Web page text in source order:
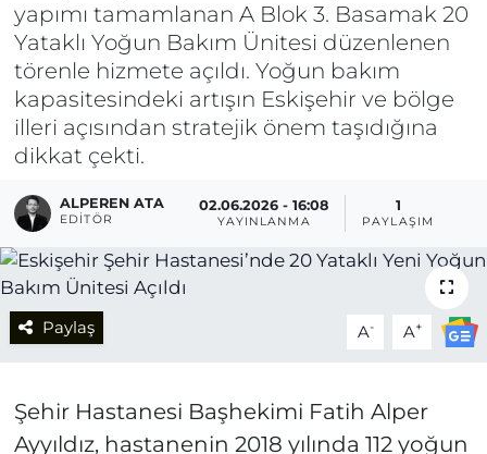
yapımı tamamlanan A Blok 3. Basamak 20
Yataklı Yoğun Bakım Ünitesi düzenlenen
törenle hizmete açıldı. Yoğun bakım
kapasitesindeki artışın Eskişehir ve bölge
illeri açısından stratejik önem taşıdığına
dikkat çekti.
ALPEREN ATA
EDITÖR
02.06.2026 - 16:08
YAYINLANMA
1
PAYLAŞIM
Paylaş A- A+
Şehir Hastanesi Başhekimi Fatih Alper
Ayyıldız, hastanenin 2018 yılında 112 yoğun